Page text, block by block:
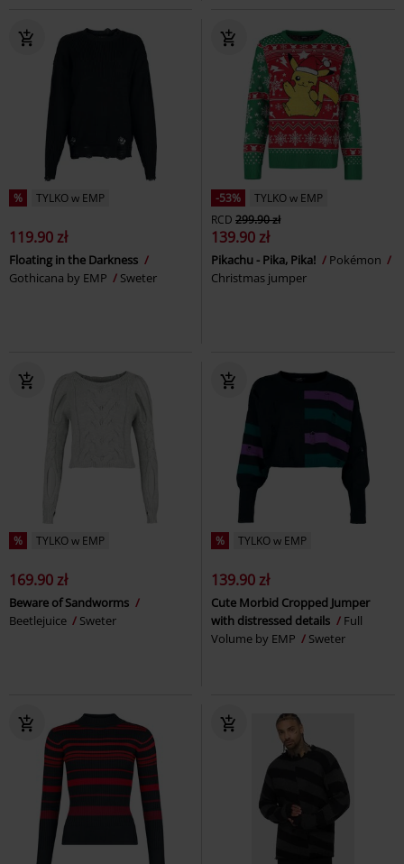
% TYLKO w EMP
119.90 zł
Floating in the Darkness
Gothicana by EMP
Sweter
-53%
TYLKO w EMP
RCD 299.90 zł
139.90 zł
Pikachu - Pika, Pika!
Pokémon
Christmas jumper
% TYLKO w EMP
169.90 zł
Beware of Sandworms
Beetlejuice
Sweter
% TYLKO w EMP
139.90 zł
Cute Morbid Cropped Jumper
with distressed details
Full
Volume by EMP
Sweter